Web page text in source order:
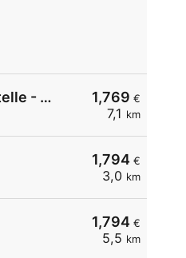
1,769 €
7,1 km
GENOL-Lagerhaustankstelle - Stöttera
1,794 €
3,0 km
1,794 €
5,5 km